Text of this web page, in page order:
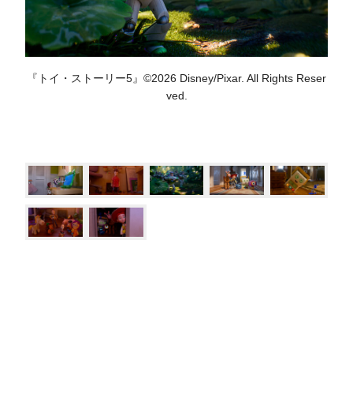
『トイ・ストーリー5』©︎2026 Disney/Pixar. All Rights Reser
ved.